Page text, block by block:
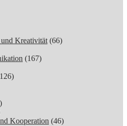
Kreativität(66)
(167)
Kooperation (46)